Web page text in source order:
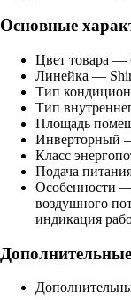
Основные
Цвет товара —
Линейка —
Тип
Тип
Площадь
Инверторный
Класс
Подача
Особенности —
воздушного
индикация